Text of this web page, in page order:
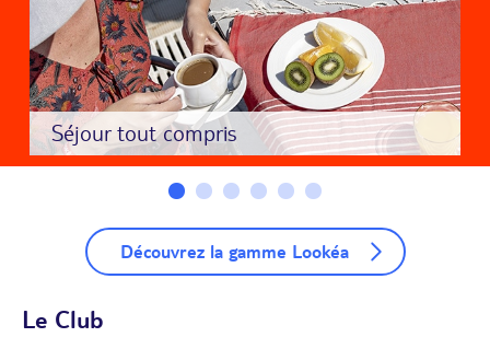
Séjour tout compris
Découvrez la gamme Lookéa
Le Club